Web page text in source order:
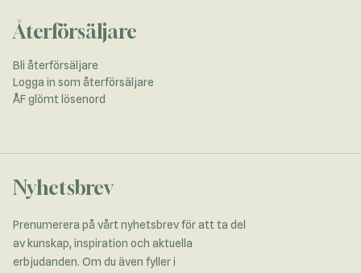
Återförsäljare
Bli återförsäljare
Logga in som återförsäljare
ÅF glömt lösenord
Nyhetsbrev
Prenumerera på vårt nyhetsbrev för att ta del
av kunskap, inspiration och aktuella
erbjudanden. Om du även fyller i